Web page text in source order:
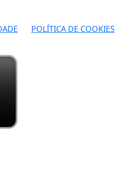
POLÍTICA DE COOKIES